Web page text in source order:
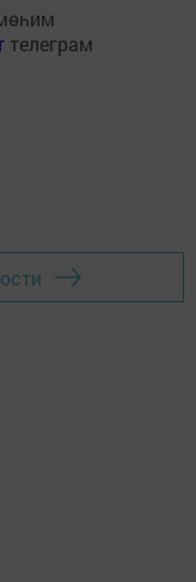
телеграм